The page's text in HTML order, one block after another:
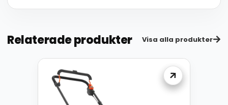
Relaterade produkter Visa alla produkter